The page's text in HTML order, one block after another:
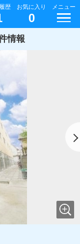
歴 お気に入り
0
メニュー
情報